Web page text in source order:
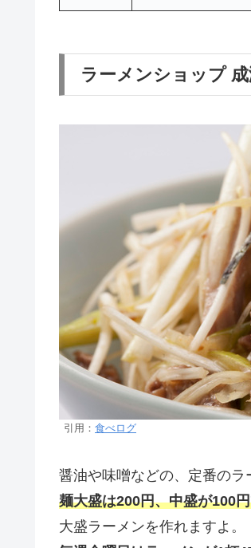
ラーメンショップ
引用： 食べログ
醤油や味噌などの、定番のラ
麺大盛は200円、中盛が100
大盛ラーメンを作れますよ。